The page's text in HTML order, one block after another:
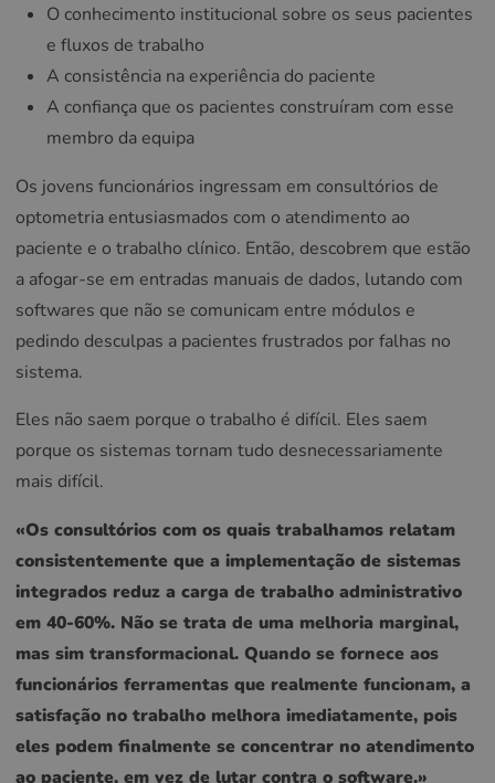
O conhecimento institucional sobre os seus pacientes
e fluxos de trabalho
A consistência na experiência do paciente
A confiança que os pacientes construíram com esse
membro da equipa
Os jovens funcionários ingressam em consultórios de
optometria entusiasmados com o atendimento ao
paciente e o trabalho clínico. Então, descobrem que estão
a afogar-se em entradas manuais de dados, lutando com
softwares que não se comunicam entre módulos e
pedindo desculpas a pacientes frustrados por falhas no
sistema.
Eles não saem porque o trabalho é difícil. Eles saem
porque os sistemas tornam tudo desnecessariamente
mais difícil.
«Os consultórios com os quais trabalhamos relatam
consistentemente que a implementação de sistemas
integrados reduz a carga de trabalho administrativo
em 40-60%. Não se trata de uma melhoria marginal,
mas sim transformacional. Quando se fornece aos
funcionários ferramentas que realmente funcionam, a
satisfação no trabalho melhora imediatamente, pois
eles podem finalmente se concentrar no atendimento
ao paciente, em vez de lutar contra o software.»